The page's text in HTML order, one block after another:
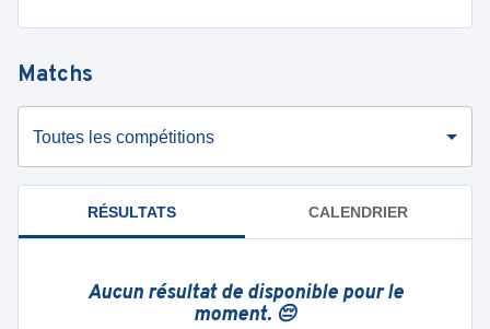
Matchs
Toutes les compétitions
RÉSULTATS CALENDRIER
Aucun résultat de disponible pour le
moment. 😔